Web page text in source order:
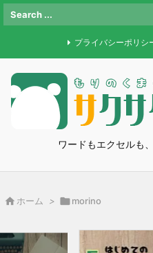
ワードもエクセルも
プライバシーポリシ
 ホーム > morino